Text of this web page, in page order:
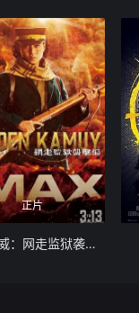
正片
黄金神威：网走监狱袭击篇